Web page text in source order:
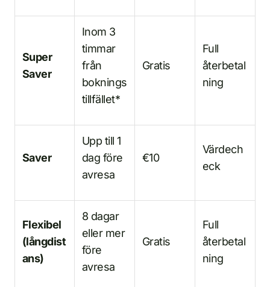
Super
Saver
Inom 3
timmar
från
boknings
tillfället*
Gratis
Full
återbetal
ning
Saver
Upp till 1
dag före
avresa
€10
Värdech
eck
Flexibel
(långdist
ans)
8 dagar
eller mer
före
avresa
Gratis
Full
återbetal
ning